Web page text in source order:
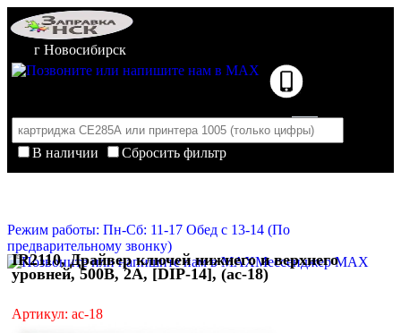
г Новосибирск
В наличии
Сбросить фильтр
Корзина пуста
Режим работы: Пн-Сб: 11-17 Обед с 13-14 (По
предварительному звонку)
Мессенджер MAX
IR2110, Драйвер ключей нижнего и верхнего
уровней, 500В, 2А, [DIP-14], (ac-18)
Артикул: ac-18